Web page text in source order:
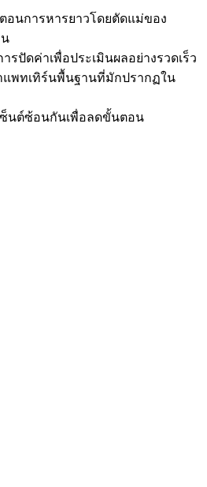
อนการหารยาวโดยตัดแม่ของ
น
ารปัดค่าเพื่อประเมินผลอย่างรวดเร็ว
พทเทิร์นพื้นฐานที่มักปรากฏใน
ซ็นต์ซ้อนกันเพื่อลดขั้นตอน